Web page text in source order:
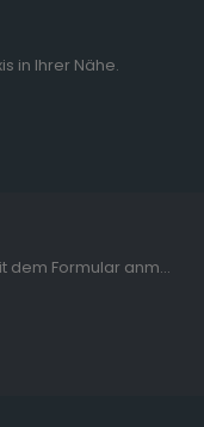
in Ihrer Nähe.
Als Tierärztin/Tierarzt jetzt hier online mit dem Formular anmelden.